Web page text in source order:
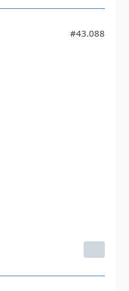
#43.088